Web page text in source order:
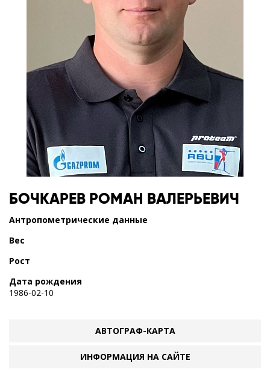
БОЧКАРЕВ РОМАН ВАЛЕРЬЕВИЧ
Антропометрические данные
Вес
Рост
Дата рождения
1986-02-10
АВТОГРАФ-КАРТА
ИНФОРМАЦИЯ НА САЙТЕ